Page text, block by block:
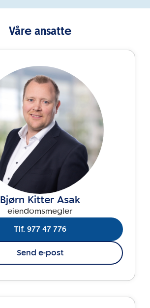
Våre ansatte
Bjørn Kitter Asak
eiendomsmegler
Tlf. 977 47 776
Send e-post